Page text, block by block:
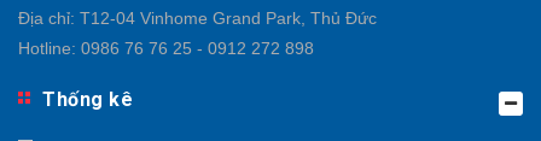
Địa chỉ: T12-04 Vinhome Grand Park, Thủ Đức
Hotline: 0986 76 76 25 - 0912 272 898
Thống kê